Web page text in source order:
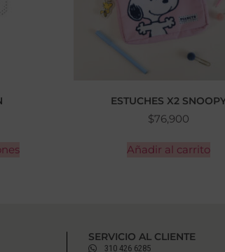
ESTUCHES X2
$76,900
Añadir al carrito
SERVICIO AL CLIENTE
310 426 6285